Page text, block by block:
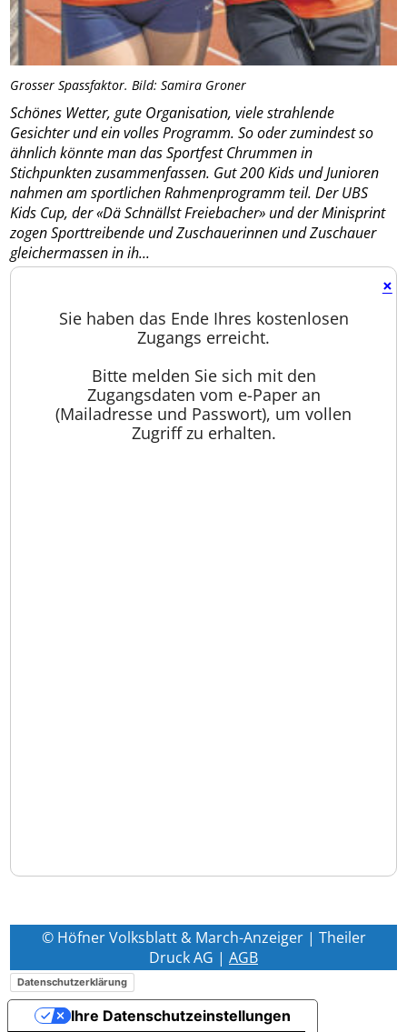
Grosser Spassfaktor. Bild: Samira Groner
Schönes Wetter, gute Organisation, viele strahlende
Gesichter und ein volles Programm. So oder zumindest so
ähnlich könnte man das Sportfest Chrummen in
Stichpunkten zusammenfassen. Gut 200 Kids und Junioren
nahmen am sportlichen Rahmenprogramm teil. Der UBS
Kids Cup, der «Dä Schnällst Freiebacher» und der Minisprint
zogen Sporttreibende und Zuschauerinnen und Zuschauer
gleichermassen in ih...
×
Sie haben das Ende Ihres kostenlosen
Zugangs erreicht.
Bitte melden Sie sich mit den
Zugangsdaten vom e-Paper an
(Mailadresse und Passwort), um vollen
Zugriff zu erhalten.
© Höfner Volksblatt & March-Anzeiger | Theiler
Druck AG | AGB
Datenschutzerklärung
Ihre Datenschutzeinstellungen